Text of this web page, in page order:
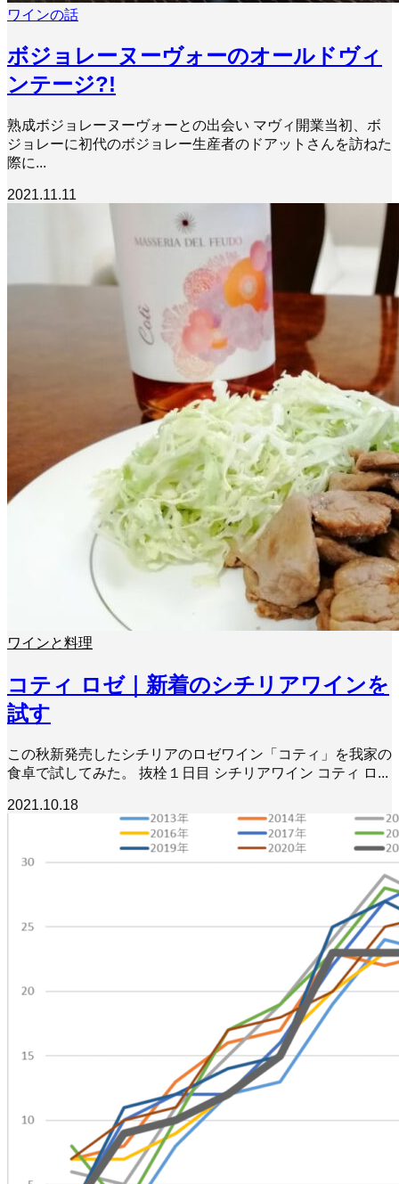
ワインの話
ボジョレーヌーヴォーのオールドヴィ
ンテージ?!
熟成ボジョレーヌーヴォーとの出会い マヴィ開業当初、ボ
ジョレーに初代のボジョレー生産者のドアットさんを訪ねた
際に...
2021.11.11
ワインと料理
コティ ロゼ｜新着のシチリアワインを
試す
この秋新発売したシチリアのロゼワイン「コティ」を我家の
食卓で試してみた。 抜栓１日目 シチリアワイン コティ ロ...
2021.10.18